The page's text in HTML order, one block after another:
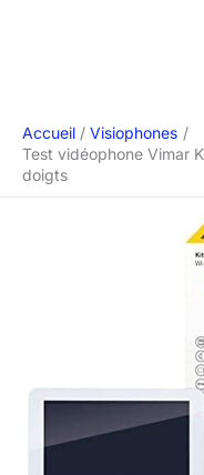
Accueil
Visiophones
Test vidéophone Vimar
doigts